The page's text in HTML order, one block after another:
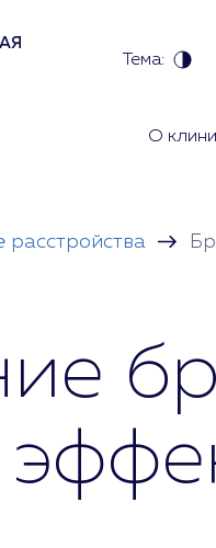
Тема:
О
расстройства